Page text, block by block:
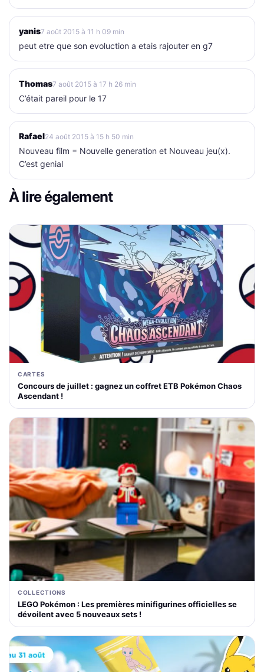
yanis7 août 2015 à 11 h 09 min
peut etre que son evoluction a etais rajouter en g7
Thomas7 août 2015 à 17 h 26 min
C’était pareil pour le 17
Rafael24 août 2015 à 15 h 50 min
Nouveau film = Nouvelle generation et Nouveau jeu(x).
C’est genial
À lire également
CARTES
Concours de juillet : gagnez un coffret ETB Pokémon Chaos
Ascendant !
COLLECTIONS
LEGO Pokémon : Les premières minifigurines officielles se
dévoilent avec 5 nouveaux sets !